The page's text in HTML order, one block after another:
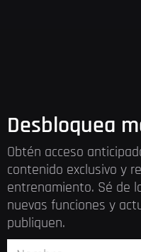
Desbloquea
Obtén acceso
contenido exclusivo y
entrenamiento. Sé de
nuevas funciones y
publiquen.